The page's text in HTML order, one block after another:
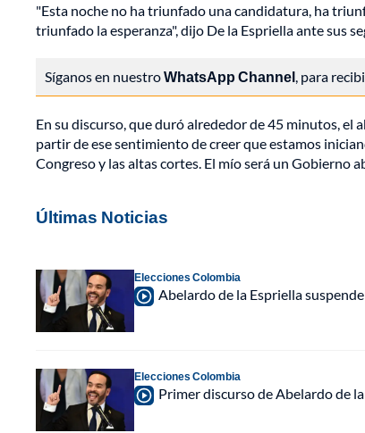
"Esta noche no ha triunfado una candidatura, ha
triunfado la esperanza", dijo De la Espriella ante sus
Síganos en nuestroWhatsApp Channel , para
En su discurso, que duró alrededor de 45 minutos, el
partir de ese sentimiento de creer que estamos
Congreso y las altas cortes. El mío será un Gobierno
Últimas Noticias
Elecciones Colombia
Abelardo de la Espriella
Elecciones Colombia
Primer discurso de Abelardo de